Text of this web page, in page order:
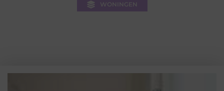
WONINGEN